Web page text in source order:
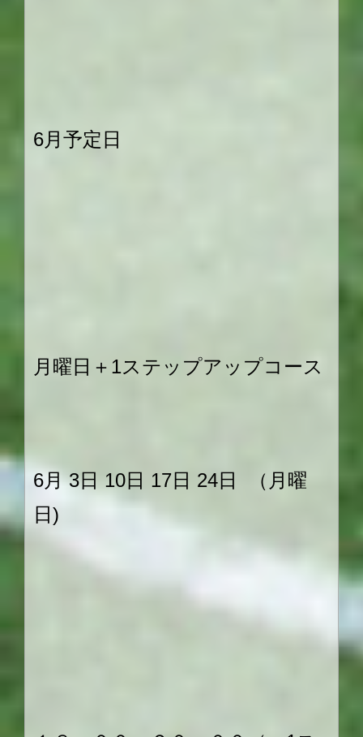
6月予定日
月曜日＋1ステップアップコース
6月 3日 10日 17日 24日 （月曜
日)